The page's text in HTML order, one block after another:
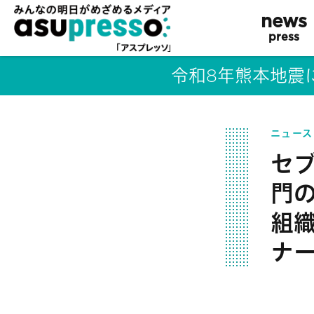
news
press
令和8年熊本地震
ニュー
セ
門
組
ナ